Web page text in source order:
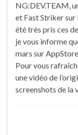
NG:DEV.TEAM,
et Fast Striker sur
été très pris ces
je vous informe
mars sur
Pour vous
une vidéo de
screenshots de la